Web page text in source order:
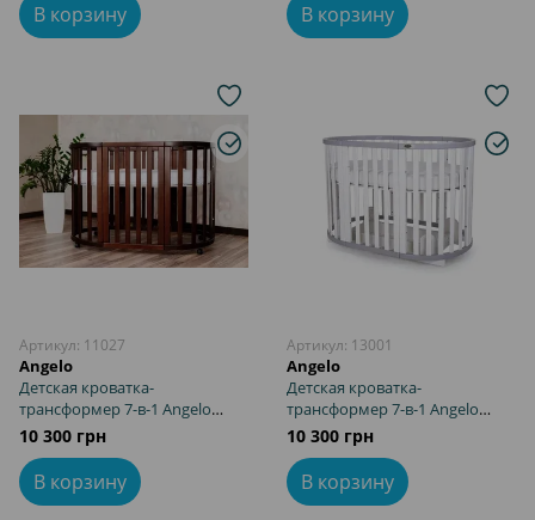
В корзину В корзину
Артикул: 11027
Angelo
Детская кроватка-
трансформер 7-в-1 Angelo
орех
10 300 грн
В корзину
Артикул: 13001
Angelo
Детская кроватка-
трансформер 7-в-1 Angelo
бело-серая
10 300 грн
В корзину